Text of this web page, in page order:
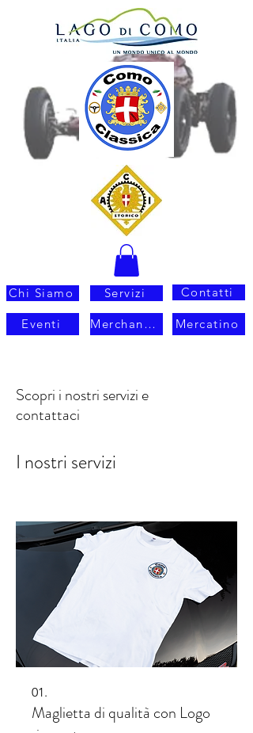
Chi Siamo Servizi Contatti
Mercatino
Eventi Merchandisig
Scopri i nostri servizi e
contattaci
I nostri servizi
01.
Maglietta di qualità con Logo